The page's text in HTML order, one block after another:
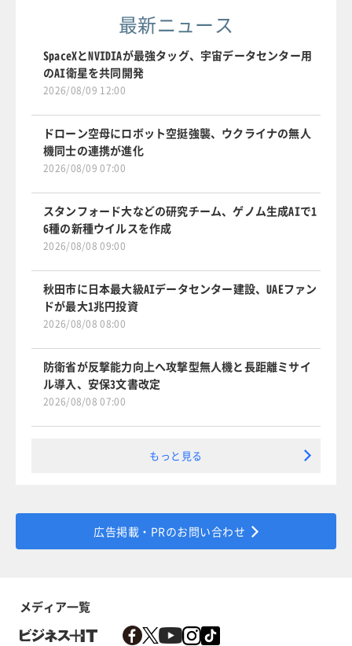
最新ニュース
SpaceXとNVIDIAが最強タッグ、宇宙データセンター用
のAI衛星を共同開発
2026/08/09 12:00
ドローン空母にロボット空挺強襲、ウクライナの無人
機同士の連携が進化
2026/08/09 07:00
スタンフォード大などの研究チーム、ゲノム生成AIで1
6種の新種ウイルスを作成
2026/08/08 09:00
秋田市に日本最大級AIデータセンター建設、UAEファン
ドが最大1兆円投資
2026/08/08 08:00
防衛省が反撃能力向上へ攻撃型無人機と長距離ミサイ
ル導入、安保3文書改定
2026/08/08 07:00
もっと見る
広告掲載・PRのお問い合わせ
メディア一覧